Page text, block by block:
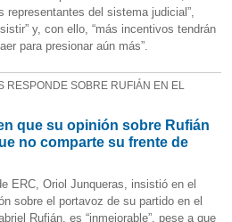
representantes del sistema judicial”,
y, con ello, “más incentivos tendrán
para presionar aún más”.
RESPONDE SOBRE RUFIÁN EN EL
que su opinión sobre Rufián
no comparte su frente de
ERC, Oriol Junqueras, insistió en el
sobre el portavoz de su partido en el
Rufián, es “inmejorable”, pese a que